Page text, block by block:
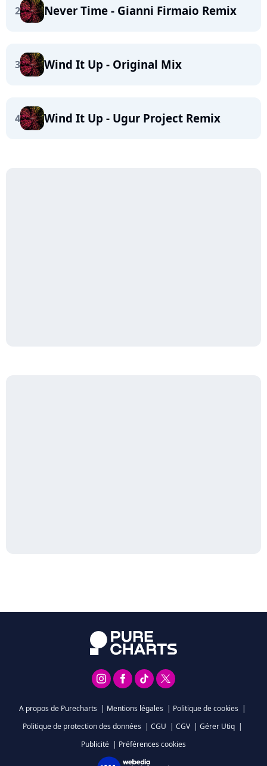
2 Never Time - Gianni Firmaio Remix
3 Wind It Up - Original Mix
4 Wind It Up - Ugur Project Remix
A propos de Purecharts | Mentions légales | Politique de cookies |
Politique de protection des données | CGU | CGV | Gérer Utiq |
Publicité | Préférences cookies